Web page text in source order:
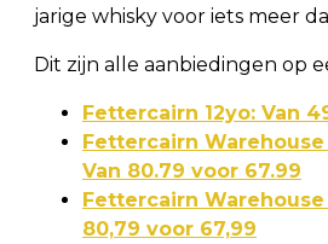
jarige whisky voor iets meer
Dit zijn alle aanbiedingen op
Fettercairn 12yo: Van
Fettercairn Warehouse
Van 80.79 voor 67.99
Fettercairn Warehouse
80,79 voor 67,99